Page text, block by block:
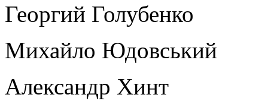
Георгий Голубенко
Михайло Юдовський
Александр Хинт